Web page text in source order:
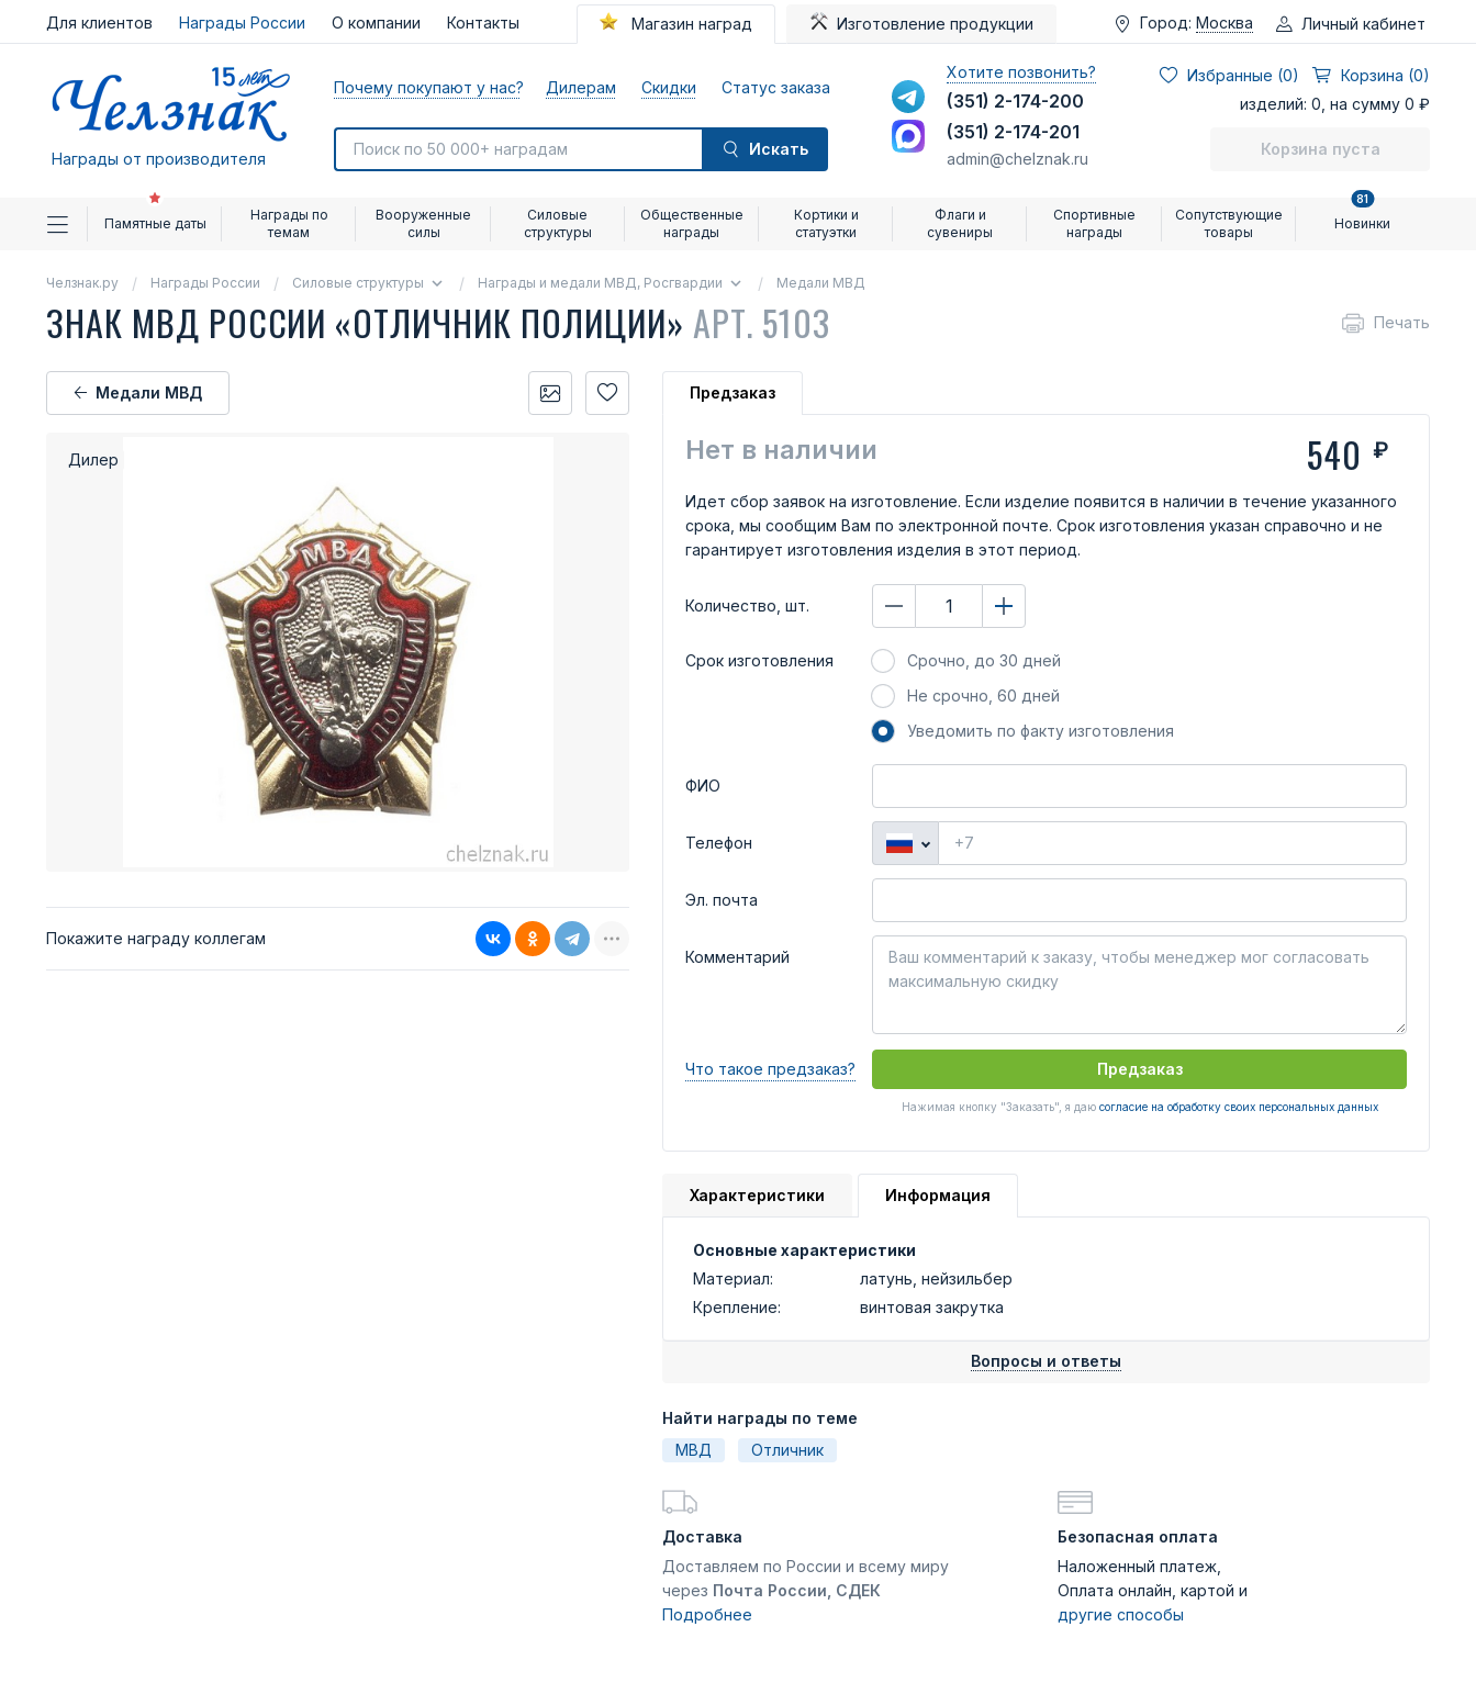
Для клиентов Награды России О компании Контакты Магазин наград Изготовление продукции Город: Москва Личный кабинет
Награды от производителя
Почему покупают у нас? Дилерам Скидки Статус заказа
Искать
Хотите позвонить?
(351) 2-174-200
(351) 2-174-201
admin@chelznak.ru
Избранные (0)
Корзина (0)
изделий: 0, на сумму 0 ₽
Корзина пуста
Памятные даты
Награды по
темам
Вооруженные
силы
Силовые
структуры
Общественные
награды
Кортики и
статуэтки
Флаги и
сувениры
Спортивные
награды
Сопутствующие
товары
Новинки
81
Челзнак.ру Награды России Силовые структуры Награды и медали МВД, Росгвардии Медали МВД
ЗНАК МВД РОССИИ «ОТЛИЧНИК ПОЛИЦИИ» АРТ. 5103 Печать
Медали МВД
Дилер
Покажите награду коллегам
Предзаказ
Нет в наличии 540 ₽
Идет сбор заявок на изготовление. Если изделие появится в наличии в течение указанного
срока, мы сообщим Вам по электронной почте. Срок изготовления указан справочно и не
гарантирует изготовления изделия в этот период.
Количество, шт.
Срок изготовления
Срочно, до 30 дней
Не срочно, 60 дней
Уведомить по факту изготовления
ФИО
Телефон
Эл. почта
Комментарий
Что такое предзаказ? Предзаказ
Нажимая кнопку "Заказать", я даю согласие на обработку своих персональных данных
Характеристики Информация
Основные характеристики
Материал:
латунь, нейзильбер
Крепление:
винтовая закрутка
Вопросы и ответы
Найти награды по теме
МВД
Отличник
Доставка
Доставляем по России и всему миру
через Почта России, СДЕК
Подробнее
Безопасная оплата
Наложенный платеж,
Оплата онлайн, картой и
другие способы